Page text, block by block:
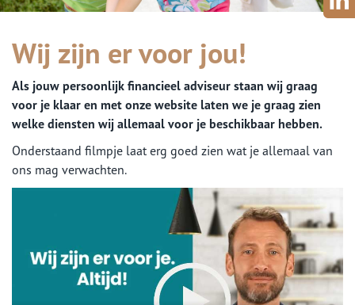
Wij zijn er voor jou!
Als jouw persoonlijk financieel adviseur staan wij graag
voor je klaar en met onze website laten we je graag zien
welke diensten wij allemaal voor je beschikbaar hebben.
Onderstaand filmpje laat erg goed zien wat je allemaal van
ons mag verwachten.